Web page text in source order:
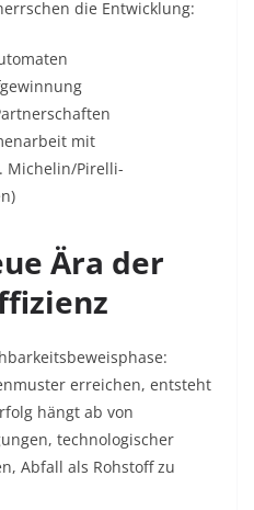
die Entwicklung:
mit
Michelin/Pirelli-
Ära der
erreichen, entsteht
hängt ab von
technologischer
Abfall als Rohstoff zu